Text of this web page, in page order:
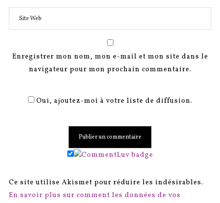
Enregistrer mon nom, mon e-mail et mon site dans le
navigateur pour mon prochain commentaire.
Oui, ajoutez-moi à votre liste de diffusion.
Ce site utilise Akismet pour réduire les indésirables.
En savoir plus sur comment les données de vos